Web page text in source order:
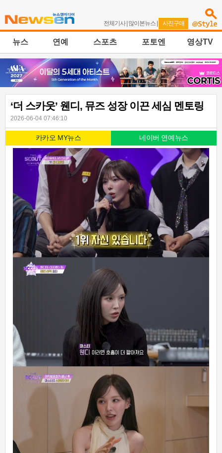
전체기사| 많이본뉴스 | 사진구매
뉴스 연예 스포츠 포토엔 영상TV
‘더 스카웃’ 웬디, 뮤즈 성장 이끈 세심 멘토링
2026-06-04 07:46:10
카카오 MY뉴스 네이버 연예뉴스